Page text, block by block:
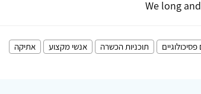
We long
תוכניות הכשרה אנשי מקצוע
אתיקה